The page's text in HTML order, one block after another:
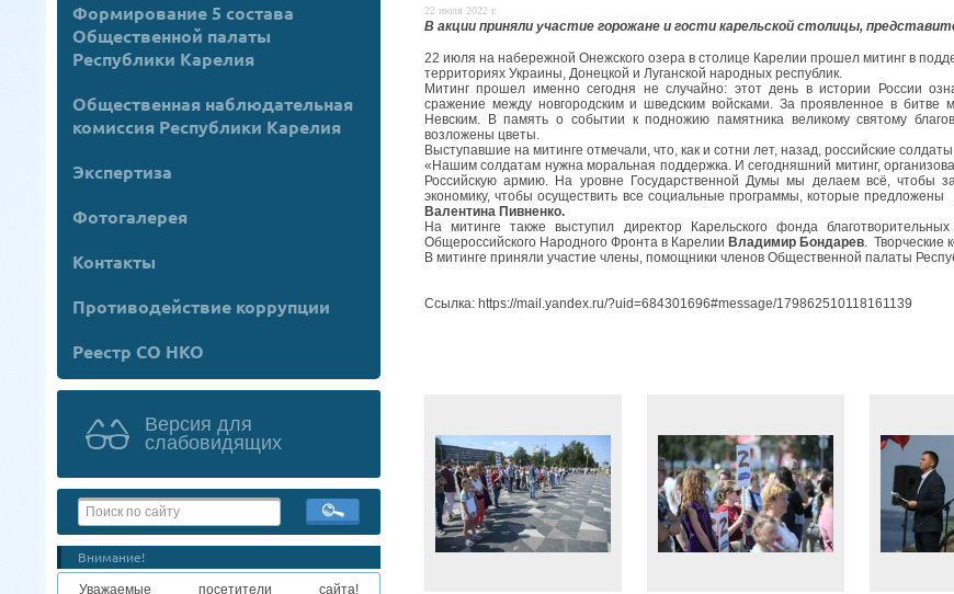
Формирование 5 состава
Общественной палаты
Республики Карелия
Общественная наблюдательная
комиссия Республики Карелия
Экспертиза
Фотогалерея
Контакты
Противодействие коррупции
Реестр СО НКО
Версия для
слабовидящих
Внимание!
Уважаемые посетители сайта!
22 июля 2022 г.
В акции приняли участие горожане и гости карельской столицы,
22 июля на набережной Онежского озера в столице Карелии прошел митинг в
территориях Украины, Донецкой и Луганской народных республик.
Митинг прошел именно сегодня не случайно: этот день в истории России
сражение между новгородским и шведским войсками. За проявленное в битве
Невским. В память о событии к подножию памятника великому святому
возложены цветы.
Выступавшие на митинге отмечали, что, как и сотни лет, назад, российские
«Нашим солдатам нужна моральная поддержка. И сегодняшний митинг,
Российскую армию. На уровне Государственной Думы мы делаем всё, чтобы
экономику, чтобы осуществить все социальные программы, которые
Валентина Пивненко.
На митинге также выступил директор Карельского фонда
Общероссийского Народного Фронта в Карелии Владимир Бондарев. Творческие
В митинге приняли участие члены, помощники членов Общественной палаты
Ссылка: https://mail.yandex.ru/?uid=684301696#message/179862510118161139